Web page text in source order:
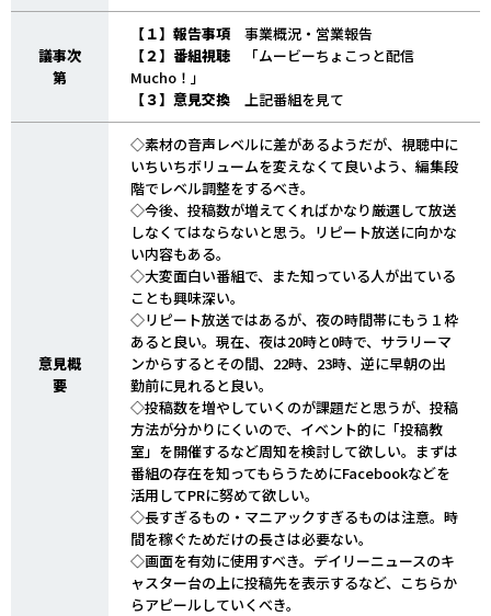
議事次
第
【１】報告事項 事業概況・営業報告
【２】番組視聴 「ムービーちょこっと配信
Mucho！」
【３】意見交換 上記番組を見て
意見概
要
◇素材の音声レベルに差があるようだが、視聴中に
いちいちボリュームを変えなくて良いよう、編集段
階でレベル調整をするべき。
◇今後、投稿数が増えてくればかなり厳選して放送
しなくてはならないと思う。リピート放送に向かな
い内容もある。
◇大変面白い番組で、また知っている人が出ている
ことも興味深い。
◇リピート放送ではあるが、夜の時間帯にもう１枠
あると良い。現在、夜は20時と0時で、サラリーマ
ンからするとその間、22時、23時、逆に早朝の出
勤前に見れると良い。
◇投稿数を増やしていくのが課題だと思うが、投稿
方法が分かりにくいので、イベント的に「投稿教
室」を開催するなど周知を検討して欲しい。まずは
番組の存在を知ってもらうためにFacebookなどを
活用してPRに努めて欲しい。
◇長すぎるもの・マニアックすぎるものは注意。時
間を稼ぐためだけの長さは必要ない。
◇画面を有効に使用すべき。デイリーニュースのキ
ャスター台の上に投稿先を表示するなど、こちらか
らアピールしていくべき。